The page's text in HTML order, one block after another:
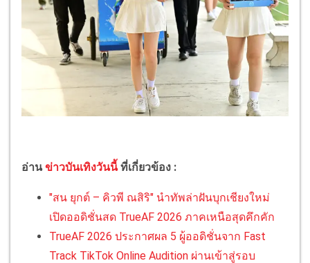
อ่านข่าวบันเทิงวันนี้ ที่เกี่ยวข้อง :
"สน ยุกต์ – คิวพี ณสิริ" นำทัพล่าฝันบุกเชียงใหม่
เปิดออดิชั่นสด TrueAF 2026 ภาคเหนือสุดคึกคัก
TrueAF 2026 ประกาศผล 5 ผู้ออดิชั่นจาก Fast
Track TikTok Online Audition ผ่านเข้าสู่รอบ